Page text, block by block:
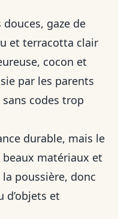
gaze de
et terracotta clair
cocon et
par les parents
codes trop
durable, mais le
matériaux et
poussière, donc
d’objets et